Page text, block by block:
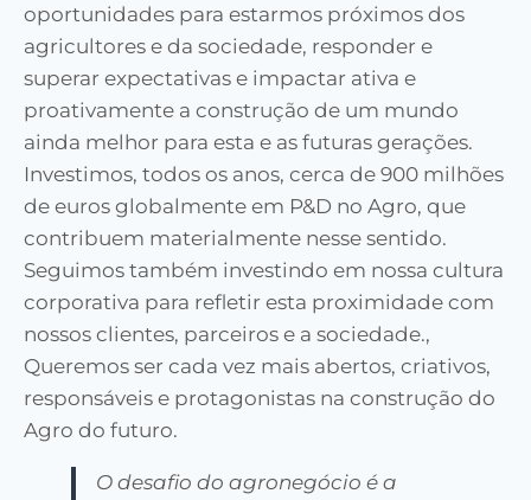
oportunidades para estarmos próximos dos
agricultores e da sociedade, responder e
superar expectativas e impactar ativa e
proativamente a construção de um mundo
ainda melhor para esta e as futuras gerações.
Investimos, todos os anos, cerca de 900 milhões
de euros globalmente em P&D no Agro, que
contribuem materialmente nesse sentido.
Seguimos também investindo em nossa cultura
corporativa para refletir esta proximidade com
nossos clientes, parceiros e a sociedade.,
Queremos ser cada vez mais abertos, criativos,
responsáveis e protagonistas na construção do
Agro do futuro.
O desafio do agronegócio é a